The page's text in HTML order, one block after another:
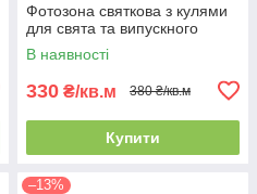
Фотозона святкова з кулями
для свята та випускного
В наявності
330 ₴/кв.м 380 ₴/кв.м
Купити
–13%